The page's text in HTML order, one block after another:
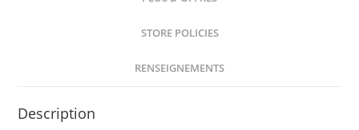
STORE POLICIES
RENSEIGNEMENTS
Description